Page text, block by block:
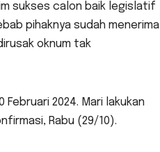
sukses calon baik legislatif
pihaknya sudah menerima
oknum tak
Februari 2024. Mari lakukan
Rabu (29/10).